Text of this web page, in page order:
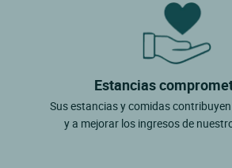
Estancias
Sus estancias y comidas
y a mejorar los ingresos de